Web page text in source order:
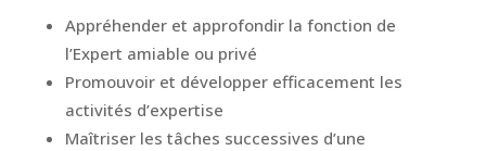
Appréhender et approfondir la fonction de
l’Expert amiable ou privé
Promouvoir et développer efficacement les
activités d’expertise
Maîtriser les tâches successives d’une